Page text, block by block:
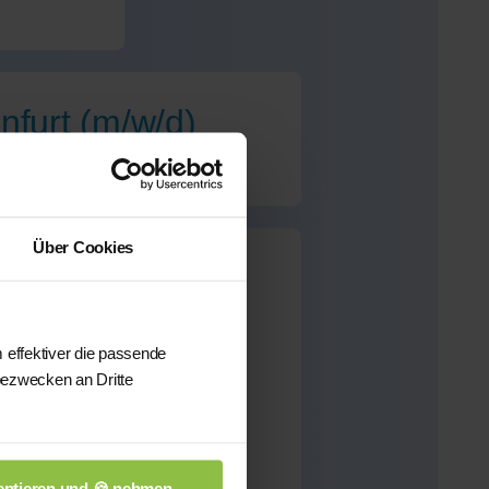
Über Cookies
effektiver die passende
an Dritte
(m/w/d)